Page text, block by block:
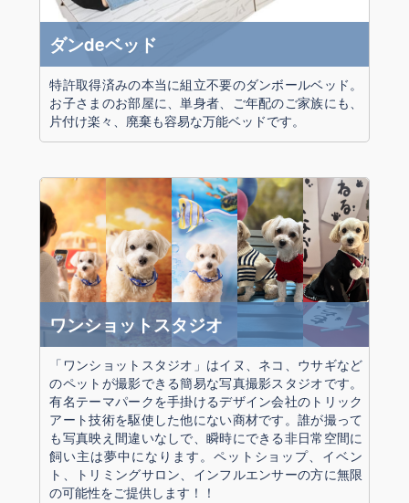
ダンdeベッド
特許取得済みの本当に組立不要のダンボールベッド。
お子さまのお部屋に、単身者、ご年配のご家族にも、
片付け楽々、廃棄も容易な万能ベッドです。
ワンショットスタジオ
「ワンショットスタジオ」はイヌ、ネコ、ウサギなど
のペットが撮影できる簡易な写真撮影スタジオです。
有名テーマパークを手掛けるデザイン会社のトリック
アート技術を駆使した他にない商材です。誰が撮って
も写真映え間違いなしで、瞬時にできる非日常空間に
飼い主は夢中になります。ペットショップ、イベン
ト、トリミングサロン、インフルエンサーの方に無限
の可能性をご提供します！！